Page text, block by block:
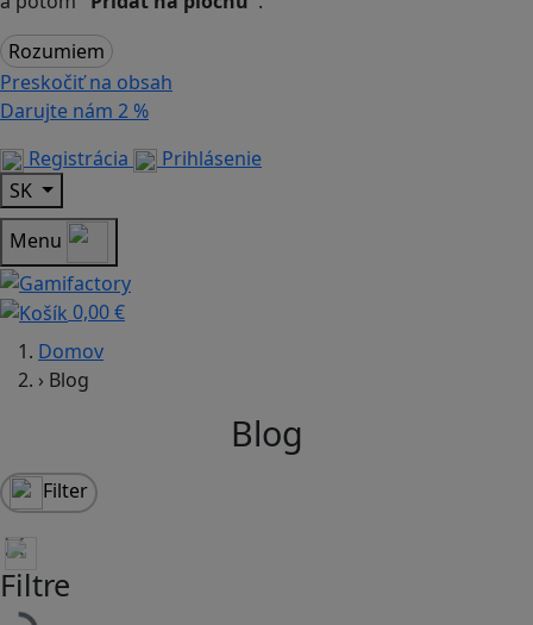
Rozumiem
Preskočiť na obsah
Darujte nám 2 %
Registrácia
Prihlásenie
SK
Menu
0,00 €
Domov
› Blog
Blog
Filter
Filtre